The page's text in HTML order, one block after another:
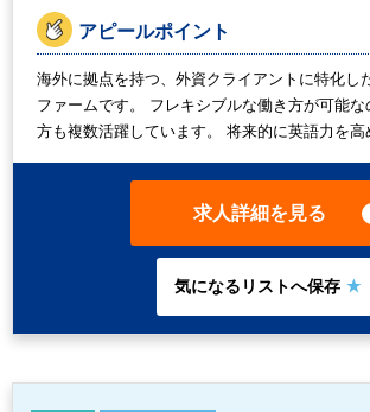
アピールポイント
海外に拠点を持つ、外資クライアントに特化し
ファームです。 フレキシブルな働き方が可能
方も複数活躍しています。 将来的に英語力を高
務を学んでいきたいという意欲がある方も大歓
1,900円からご経験、ご希望に応じて判断致しま
求人詳細を見る